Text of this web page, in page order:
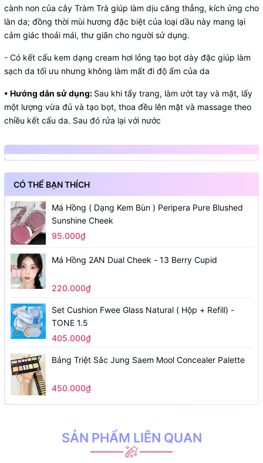
cành non của cây Tràm Trà giúp làm dịu căng thẳng, kích ứng cho
làn da; đồng thời mùi hương đặc biệt của loại dầu này mang lại
cảm giác thoải mái, thư giãn cho người sử dụng.
- Có kết cấu kem dạng cream hơi lỏng tạo bọt dày đặc giúp làm
sạch da tối ưu nhưng không làm mất đi độ ẩm của da
• Hướng dẫn sử dụng: Sau khi tẩy trang, làm ướt tay và mặt, lấy
một lượng vừa đủ và tạo bọt, thoa đều lên mặt và massage theo
chiều kết cấu da. Sau đó rửa lại với nước
CÓ THỂ BẠN THÍCH
Má Hồng ( Dạng Kem Bùn ) Peripera Pure Blushed
Sunshine Cheek
95.000₫
Má Hồng 2AN Dual Cheek - 13 Berry Cupid
220.000₫
Set Cushion Fwee Glass Natural ( Hộp + Refill) -
TONE 1.5
405.000₫
Bảng Triệt Sắc Jung Saem Mool Concealer Palette
450.000₫
SẢN PHẨM LIÊN QUAN